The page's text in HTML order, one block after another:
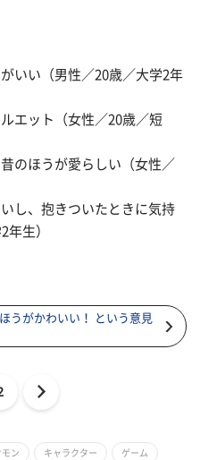
いい（男性／20歳／大学2年
エット（女性／20歳／短
のほうが愛らしい（女性／
し、抱きついたときに気持
年生）
うがかわいい！ という意見
モン キャラクター ゲーム